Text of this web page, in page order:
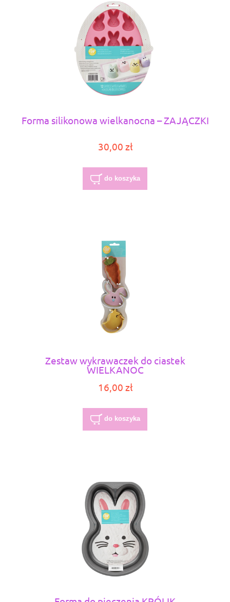
Forma silikonowa wielkanocna – ZAJĄCZKI
30,00 zł
do koszyka
Zestaw wykrawaczek do ciastek
WIELKANOC
16,00 zł
do koszyka